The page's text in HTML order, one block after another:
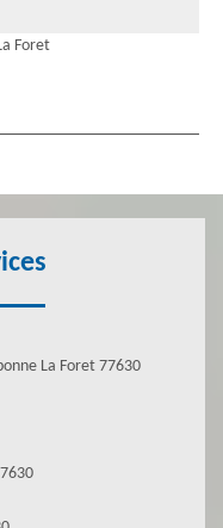
Foret
La Foret 77630